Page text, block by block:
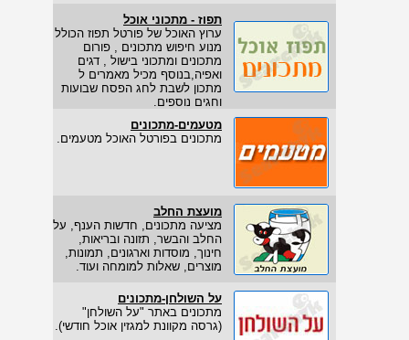
תפוז - מתכוני אוכל
ערוץ האוכל של פורטל תפוז הכולל
מנוע חיפוש מתכונים , פורום
מתכונים ומתכוני בישול , דגים
ואפיה,בנוסף מכיל מאמרים ל
מתכון לשבת לחג הפסח שבועות
וחגים נוספים.
מטעמים-מתכונים
מתכונים בפורטל האוכל מטעמים.
מועצת החלב
מציעה מתכונים, חדשות הענף, על
החלב והבשר, תזונה ובריאות,
חינוך, מוסדות וארגונים, תמונות,
מוצרים, שאלות למומחה ועוד.
על השולחן-מתכונים
מתכונים באתר "על השולחן"
(גרסה מקוונת למגזין אוכל חודשי).